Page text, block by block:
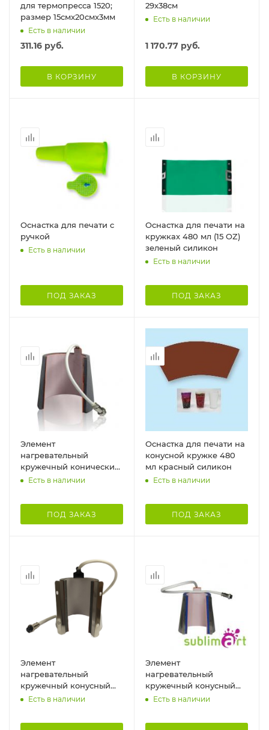
для термопресса 1520;
размер 15смх20смх3мм
Есть в наличии
311.16 руб.
В КОРЗИНУ
29х38см
Есть в наличии
1 170.77 руб.
В КОРЗИНУ
Оснастка для печати c
ручкой
Есть в наличии
ПОД ЗАКАЗ
Оснастка для печати на
кружках 480 мл (15 OZ)
зеленый силикон
Есть в наличии
ПОД ЗАКАЗ
Элемент
нагревательный
кружечный конический
350мл разъем вилка
Есть в наличии
ПОД ЗАКАЗ
Оснастка для печати на
конусной кружке 480
мл красный силикон
Есть в наличии
ПОД ЗАКАЗ
Элемент
нагревательный
кружечный конусный
340мл розетка ST-210
Есть в наличии
Элемент
нагревательный
кружечный конусный
340мл розетка
Есть в наличии